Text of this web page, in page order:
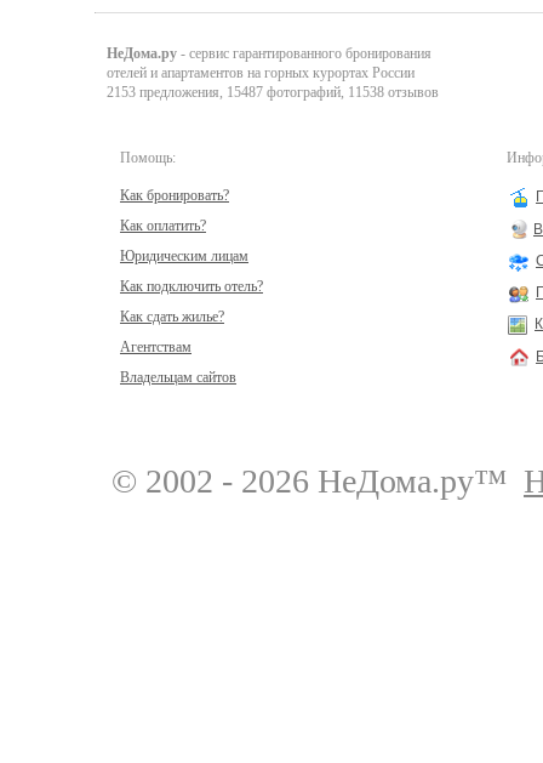
НеДома.ру - сервис гарантированного бронирования
отелей и апартаментов на горных курортах России
2153 предложения, 15487 фотографий, 11538 отзывов
Помощь:
Как бронировать?
Как оплатить?
Юридическим лицам
Как подключить отель?
Как сдать жилье?
Агентствам
Владельцам сайтов
© 2002 - 2026 НеДома.ру™